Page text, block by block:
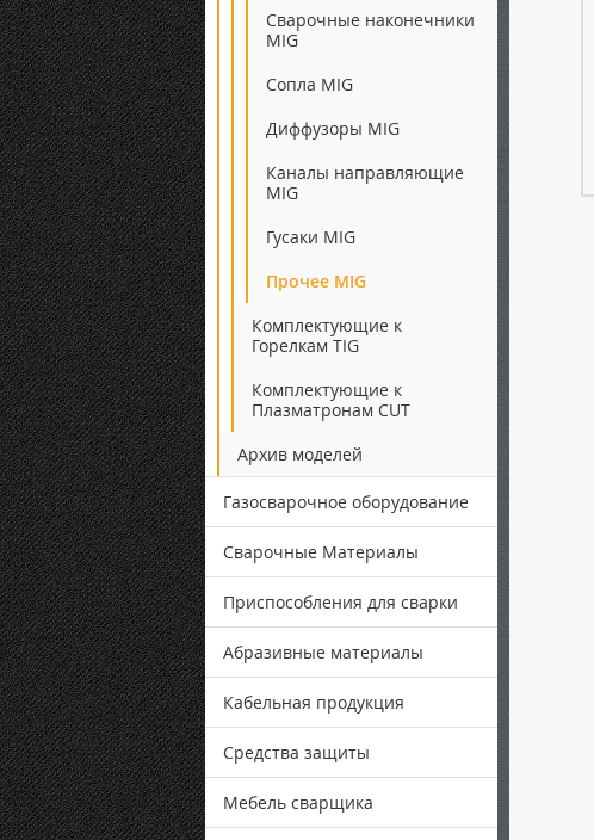
Сварочные наконечники
MIG
Сопла MIG
Диффузоры MIG
Каналы направляющие
MIG
Гусаки MIG
Прочее MIG
Комплектующие к
Горелкам TIG
Комплектующие к
Плазматронам CUT
Архив моделей
Газосварочное оборудование
Сварочные Материалы
Приспособления для сварки
Абразивные материалы
Кабельная продукция
Средства защиты
Мебель сварщика